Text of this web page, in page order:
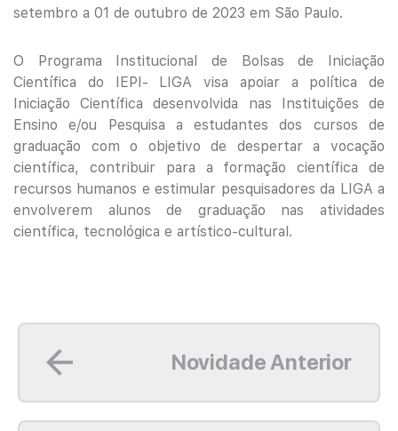
setembro a 01 de outubro de 2023 em São Paulo.
O Programa Institucional de Bolsas de Iniciação
Científica do IEPI- LIGA visa apoiar a política de
Iniciação Científica desenvolvida nas Instituições de
Ensino e/ou Pesquisa a estudantes dos cursos de
graduação com o objetivo de despertar a vocação
científica, contribuir para a formação científica de
recursos humanos e estimular pesquisadores da LIGA a
envolverem alunos de graduação nas atividades
científica, tecnológica e artístico-cultural.
Novidade Anterior